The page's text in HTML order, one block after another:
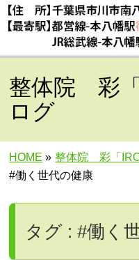
整体院 彩
ログ
HOME » 整体院 彩「
#働く世代の健康
タグ : #働く